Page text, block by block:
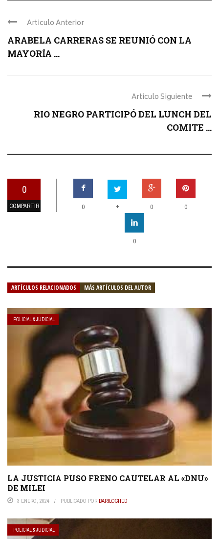
Articulo Anterior
ARABELA CARRERAS SE REUNIÓ CON LA
MAYORÍA ...
Articulo Siguiente
RIO NEGRO PARTICIPÓ DEL LUNCH DEL
COMITE ...
0
COMPARTIR 0 + 0 0
0
ARTÍCULOS RELACIONADOS MÁS ARTÍCULOS DEL AUTOR
POLICIAL & JUDICIAL
LA JUSTICIA PUSO FRENO CAUTELAR AL «DNU»
DE MILEI
3 ENERO, 2024 PUBLICADO POR BARILOCHED
POLICIAL & JUDICIAL